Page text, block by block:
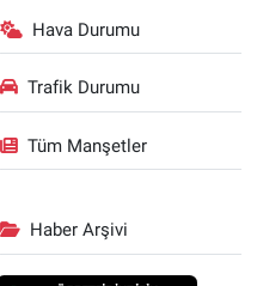
Hava Durumu
Trafik Durumu
Tüm Manşetler
Haber Arşivi